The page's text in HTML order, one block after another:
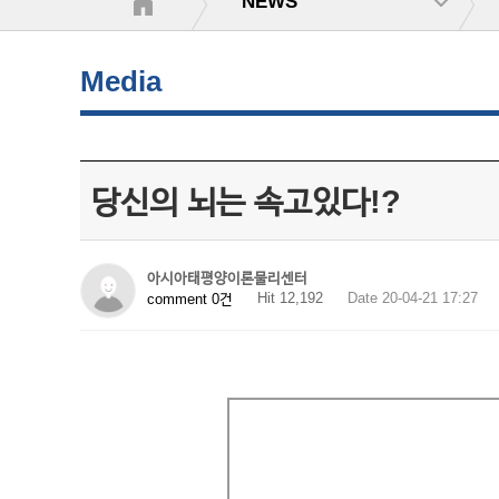
Media
당신의 뇌는 속고있다!?
아시아태평양이론물리센터
comment 0건
Hit 12,192 Date 20-04-21 17:27